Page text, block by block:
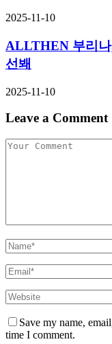
2025-11-10
ALLTHEN 부리
선봬
2025-11-10
Leave a Comment
Save my name,
time I comment.